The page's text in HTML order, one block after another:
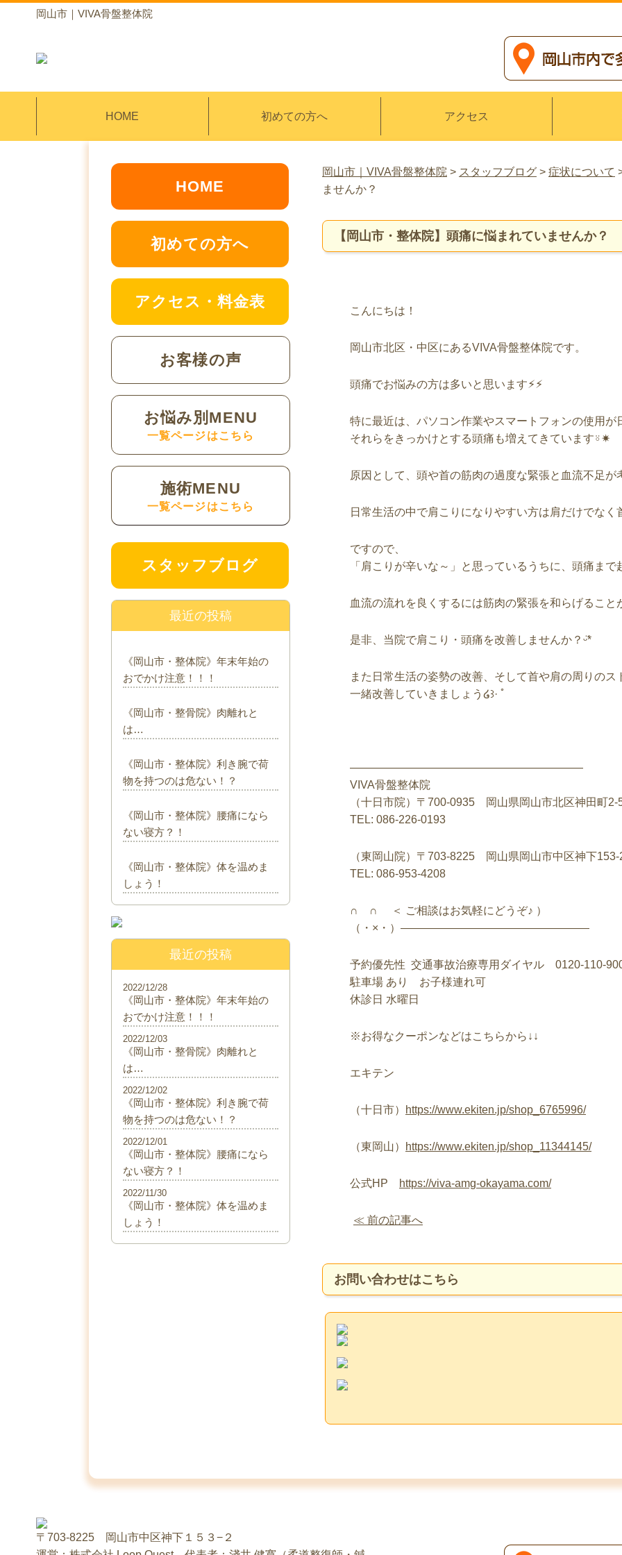
岡山市｜VIVA骨盤整体院
HOME 初めての方へ アクセス
岡山市｜VIVA骨盤整体院 > スタッフブログ > 症状について
ませんか？
【岡山市・整体院】頭痛に悩まれていませんか？
こんにちは！
岡山市北区・中区にあるVIVA骨盤整体院です。
頭痛でお悩みの方は多いと思います⚡︎⚡︎
特に最近は、パソコン作業やスマートフォンの使用が
それらをきっかけとする頭痛も増えてきています⍤✷
原因として、頭や首の筋肉の過度な緊張と血流不足
日常生活の中で肩こりになりやすい方は肩だけでな
ですので、
「肩こりが辛いな～」と思っているうちに、頭痛ま
血流の流れを良くするには筋肉の緊張を和らげること
是非、当院で肩こり・頭痛を改善しませんか？ᵕ̈*
また日常生活の姿勢の改善、そして首や肩の周りの
一緒改善していきましょう໒꒱· ﾟ
—————————————————————
VIVA骨盤整体院
（十日市院）〒700-0935 岡山県岡山市北区神田町2-
TEL: 086-226-0193
（東岡山院）〒703-8225 岡山県岡山市中区神下153-
TEL: 086-953-4208
∩ ∩ ＜ ご相談はお気軽にどうぞ♪ ）
（・×・）—————————————————
予約優先性 交通事故治療専用ダイヤル 0120-110-
駐車場 あり お子様連れ可
休診日 水曜日
※お得なクーポンなどはこちらから↓↓
エキテン
（十日市） https://www.ekiten.jp/shop_6765996/
（東岡山） https://www.ekiten.jp/shop_11344145/
公式HP https://viva-amg-okayama.com/
≪ 前の記事へ
お問い合わせはこちら
HOME
初めての方へ
アクセス・料金表
お客様の声
お悩み別MENU
一覧ページはこちら
施術MENU
一覧ページはこちら
スタッフブログ
最近の投稿
《岡山市・整体院》年末年始の
おでかけ注意！！！
《岡山市・整骨院》肉離れと
は…
《岡山市・整体院》利き腕で荷
物を持つのは危ない！？
《岡山市・整体院》腰痛になら
ない寝方？！
《岡山市・整体院》体を温めま
しょう！
最近の投稿
《岡山市・整体院》年末年始の
おでかけ注意！！！
2022/12/28
《岡山市・整骨院》肉離れと
は…
2022/12/03
《岡山市・整体院》利き腕で荷
物を持つのは危ない！？
2022/12/02
《岡山市・整体院》腰痛になら
ない寝方？！
2022/12/01
《岡山市・整体院》体を温めま
しょう！
2022/11/30
〒703-8225 岡山市中区神下１５３−２